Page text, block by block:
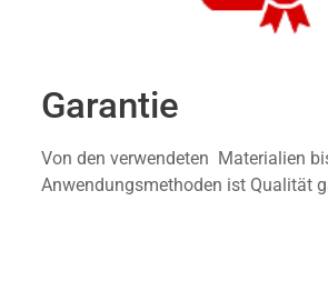
Garantie
Von den verwendeten Materialien
Anwendungsmethoden ist Qualität